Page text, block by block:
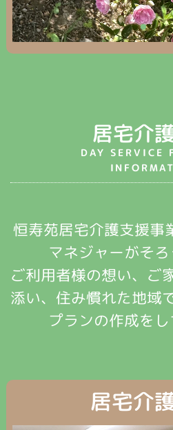
居宅介
DAY SERVICE
恒寿苑居宅介護支援事
マネジャーがそろ
ご利用者様の想い、ご
添い、住み慣れた地域
プランの作成をし
居宅介